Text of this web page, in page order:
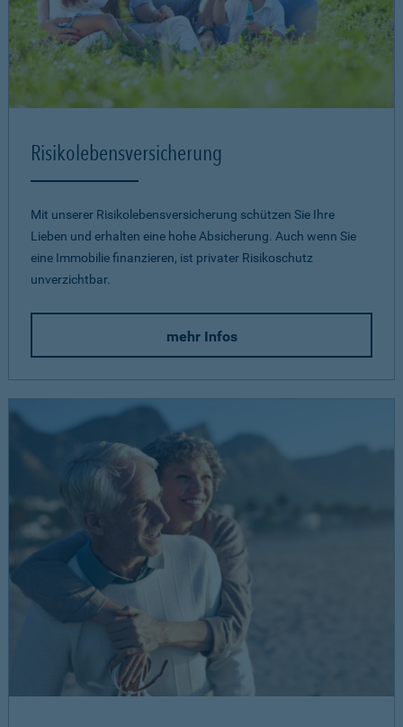
Risikolebensversicherung
Mit unserer Risikolebensversicherung schützen Sie Ihre
Lieben und erhalten eine hohe Absicherung. Auch wenn Sie
eine Immobilie finanzieren, ist privater Risikoschutz
unverzichtbar.
mehr Infos